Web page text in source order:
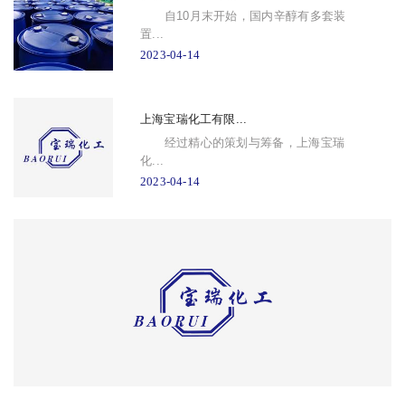
自10月末开始，国内辛醇有多套装
置...
2023-04-14
上海宝瑞化工有限...
经过精心的策划与筹备，上海宝瑞
化...
2023-04-14